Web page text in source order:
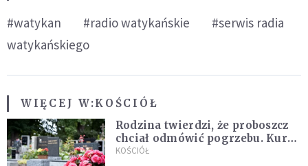
#watykan #radio watykańskie
#serwis radia
watykańskiego
WIĘCEJ W:KOŚCIÓŁ
Rodzina twierdzi, że proboszcz
chciał odmówić pogrzebu. Kuria
zapowiada wyjaśnienia
KOŚCIÓŁ